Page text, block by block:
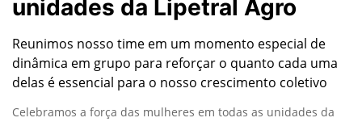
unidades da Lipetral Agro
Reunimos nosso time em um momento especial de
dinâmica em grupo para reforçar o quanto cada uma
delas é essencial para o nosso crescimento coletivo
Celebramos a força das mulheres em todas as unidades da